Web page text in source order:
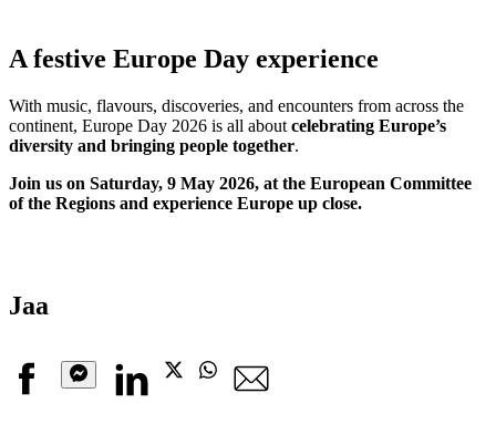
A festive Europe Day experience
With music, flavours, discoveries, and encounters from across the
continent, Europe Day 2026 is all about celebrating Europe’s
diversity and bringing people together.
Join us on Saturday, 9 May 2026, at the European Committee
of the Regions and experience Europe up close.
Jaa
Facebook
Messenger
Linkedin Whatsapp